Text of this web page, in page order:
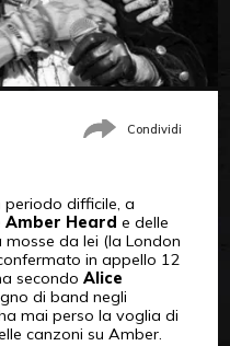
Condividi
difficile, a
Amber Heard e delle
da lei (la London
in appello 12
secondo Alice
di band negli
mai perso la voglia di
canzoni su Amber.